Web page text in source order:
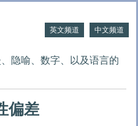
英文频道 中文频道
隐喻、数字、以及语言的
偏差